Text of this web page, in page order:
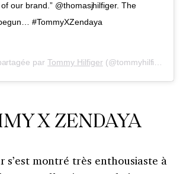
our brand.” @thomasjhilfiger. The
#TommyXZendaya
parTommy Hilfiger (@tommyhilfiger) le
X ZENDAYA
s’est montré très enthousiaste à